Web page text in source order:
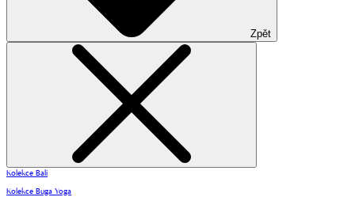
Zpět
Kolekce Bali
Kolekce Buga Yoga